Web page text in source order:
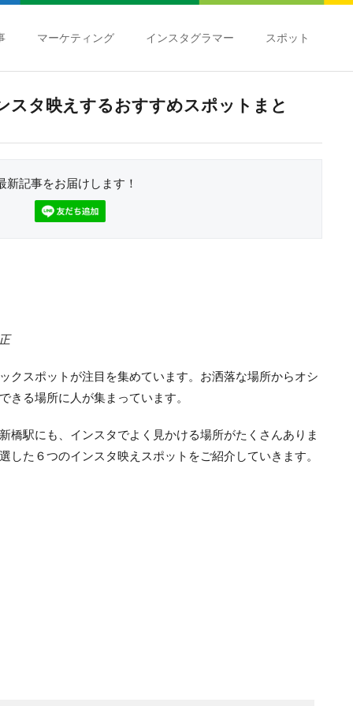
マーケティング インスタグラマー スポット
スタ映えするおすすめスポットまと
新記事をお届けします！
クスポットが注目を集めています。お洒落な場所からオシ
きる場所に人が集まっています。
橋駅にも、インスタでよく見かける場所がたくさんありま
した６つのインスタ映えスポットをご紹介していきます。